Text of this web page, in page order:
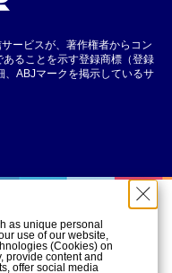
ービスが、著作権者からコン
ることを示す登録商標（登録
ABJマークを掲示しているサ
as unique personal
use of our website,
(Cookies) on
provide content and
offer social media